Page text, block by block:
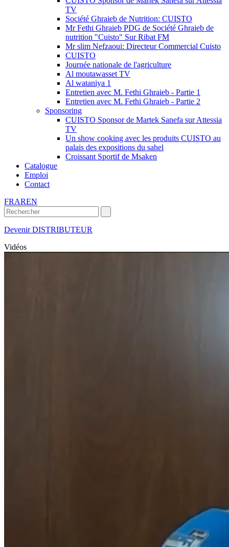
TV
Société Ghraieb de Nutrition: CUISTO
Mr Fethi Ghraieb PDG de Société Ghraieb de
nutrition "Cuisto" Sur Ribat FM
Mr slim Nefzaoui: Directeur Commercial Cuisto
CUISTO
Journée nationale de l'agriculture
Al moutawasset TV
Al wataniya 1
Entretien avec M. Fethi Ghraieb - Partie 1
Entretien avec M. Fethi Ghraieb - Partie 2
Sponsoring
CUISTO Sponsor de Martek Sanefa sur Attessia
TV
Un show cooking avec les produits CUISTO au
palais des expositions du sahel
Croissant Sportif de Msaken
Catalogue
Emploi
Contact
FRAREN
Devenir DISTRIBUTEUR
Vidéos